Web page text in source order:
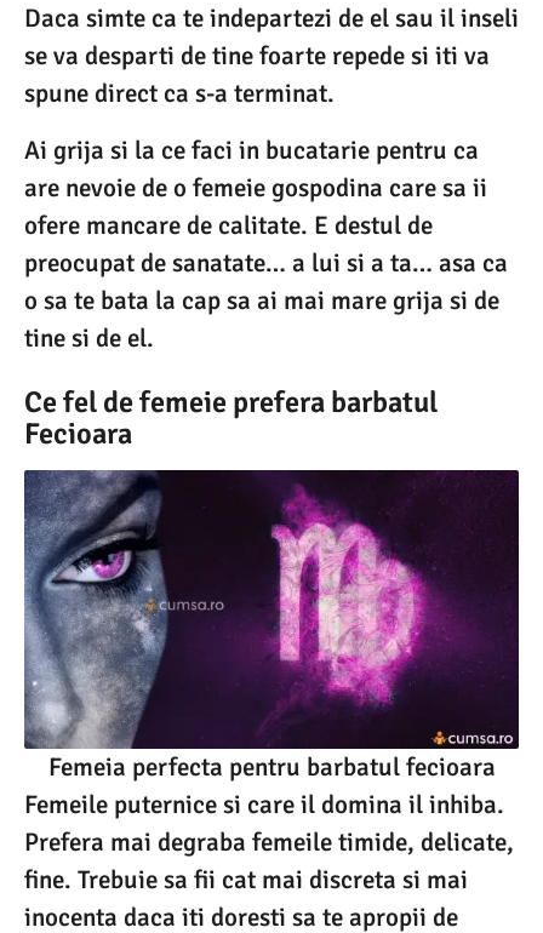
Daca simte ca te indepartezi de el sau il inseli
se va desparti de tine foarte repede si iti va
spune direct ca s-a terminat.
Ai grija si la ce faci in bucatarie pentru ca
are nevoie de o femeie gospodina care sa ii
ofere mancare de calitate. E destul de
preocupat de sanatate… a lui si a ta… asa ca
o sa te bata la cap sa ai mai mare grija si de
tine si de el.
Ce fel de femeie prefera barbatul
Fecioara
Femeia perfecta pentru barbatul fecioara
Femeile puternice si care il domina il inhiba.
Prefera mai degraba femeile timide, delicate,
fine. Trebuie sa fii cat mai discreta si mai
inocenta daca iti doresti sa te apropii de